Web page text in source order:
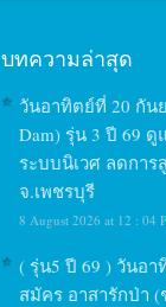
บทความล่าสุด
วันอาทิตย์ที่ 20 กัน
Dam) รุ่น 3 ปี 69
ระบบนิเวศ ลดกา
จ.เพชรบุรี
8 August 2026 at 12 : 04
( รุ่น5 ปี 69 ) วันอ
สมัคร อาสารักป่า